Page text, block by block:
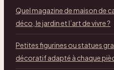
Quel magazine de maison de
déco, le jardin et l’art de vivre ?
Petites figurines ou statues
décoratif adapté à chaque